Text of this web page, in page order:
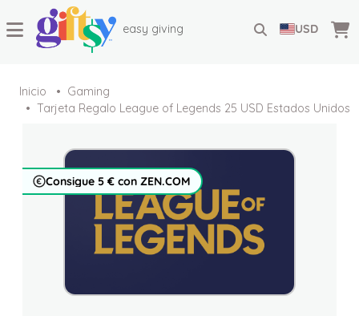
easy giving USD
Inicio
Gaming
Tarjeta Regalo League of Legends 25 USD Estados Unidos
Consigue 5 € con ZEN.COM